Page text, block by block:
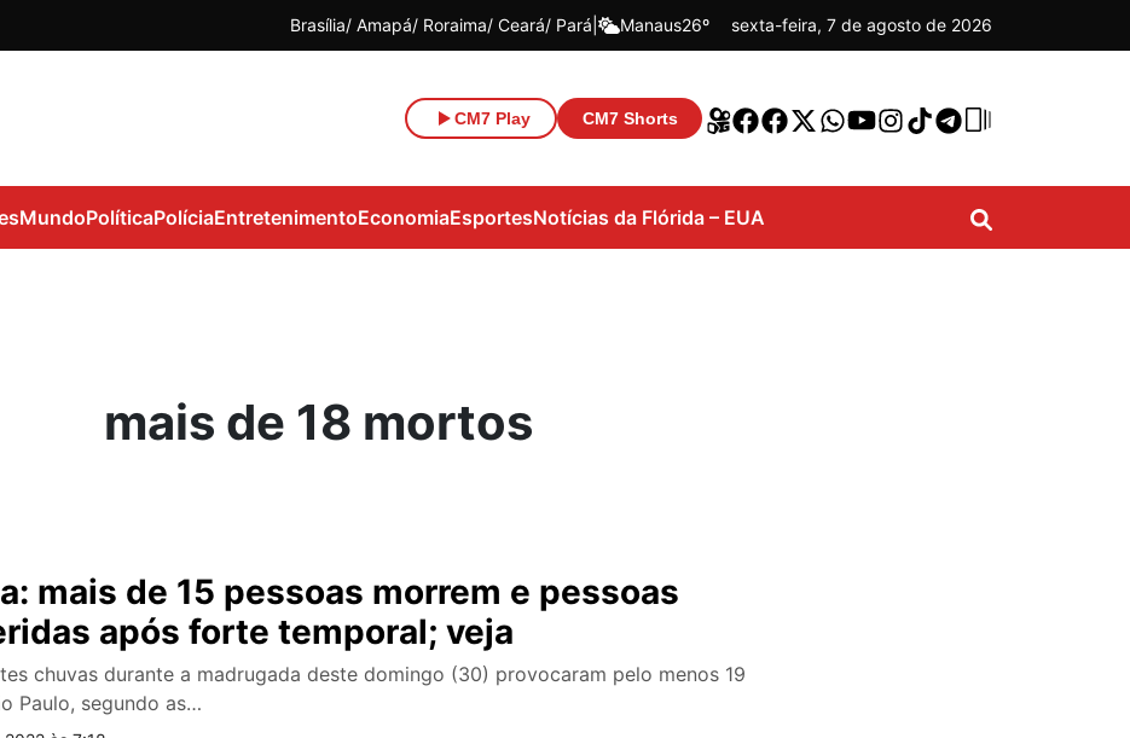
Brasília Amapá Roraima Ceará Pará Manaus26º sexta-feira, 7 de agosto de 2026
CM7 Play CM7 Shorts
MundoPolíticaPolíciaEntretenimentoEconomiaEsportesNotícias da Flórida – EUA
mais de 18 mortos
mais de 15 pessoas morrem e pessoas
após forte temporal; veja
chuvas durante a madrugada deste domingo (30) provocaram pelo menos 19
Paulo, segundo as…